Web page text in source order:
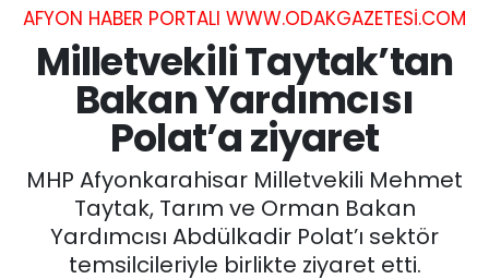
AFYON HABER PORTALI WWW.ODAKGAZETESI.COM
Milletvekili Taytak’tan
Bakan Yardımcısı
Polat’a ziyaret
MHP Afyonkarahisar Milletvekili Mehmet
Taytak, Tarım ve Orman Bakan
Yardımcısı Abdülkadir Polat’ı sektör
temsilcileriyle birlikte ziyaret etti.
Resmi İlan
ASAYİŞ
GÜNCEL
SİYASET
EĞİTİM
Hava Durumu
Trafik Durumu
Süper Lig Puan Durumu ve Fikstür
Tüm Manşetler
Son Dakika Haberleri